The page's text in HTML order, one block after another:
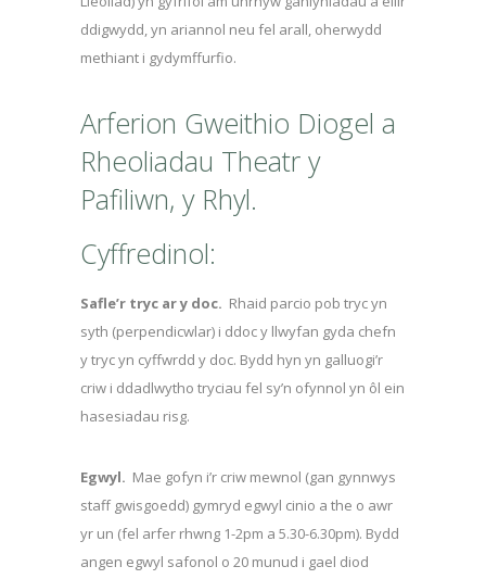
ddigwydd, yn ariannol neu fel arall, oherwydd
methiant i gydymffurfio.
Arferion Gweithio Diogel a
Rheoliadau Theatr y
Pafiliwn, y Rhyl.
Cyffredinol:
Safle’r tryc ar y doc. Rhaid parcio pob tryc yn
syth (perpendicwlar) i ddoc y llwyfan gyda chefn
y tryc yn cyffwrdd y doc. Bydd hyn yn galluogi’r
criw i ddadlwytho tryciau fel sy’n ofynnol yn ôl ein
hasesiadau risg.
Egwyl. Mae gofyn i’r criw mewnol (gan gynnwys
staff gwisgoedd) gymryd egwyl cinio a the o awr
yr un (fel arfer rhwng 1-2pm a 5.30-6.30pm). Bydd
angen egwyl safonol o 20 munud i gael diod